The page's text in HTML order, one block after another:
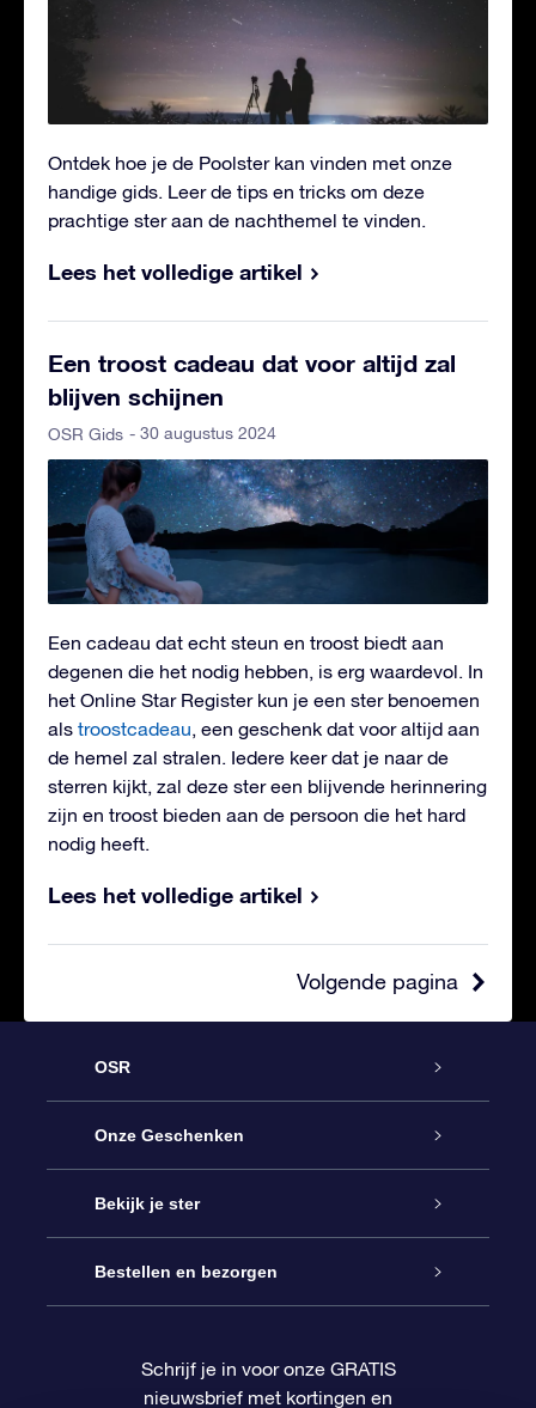
Ontdek hoe je de Poolster kan vinden met onze
handige gids. Leer de tips en tricks om deze
prachtige ster aan de nachthemel te vinden.
Lees het volledige artikel
Een troost cadeau dat voor altijd zal
blijven schijnen
OSR Gids - 30 augustus 2024
Een cadeau dat echt steun en troost biedt aan
degenen die het nodig hebben, is erg waardevol. In
het Online Star Register kun je een ster benoemen
als troostcadeau, een geschenk dat voor altijd aan
de hemel zal stralen. Iedere keer dat je naar de
sterren kijkt, zal deze ster een blijvende herinnering
zijn en troost bieden aan de persoon die het hard
nodig heeft.
Lees het volledige artikel
Volgende pagina
OSR
Service
Contact
Blog
OSR Recensies
Onze Geschenken
Online Star Gift
OSR Cadeaupakket
OSR Cadeaukaart
Bekijk je ster
Sterrenregister
Bestellen en bezorgen
Schrijf je in voor onze GRATIS
nieuwsbrief met kortingen en